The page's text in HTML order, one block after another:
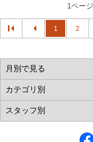
1ペー
1 2